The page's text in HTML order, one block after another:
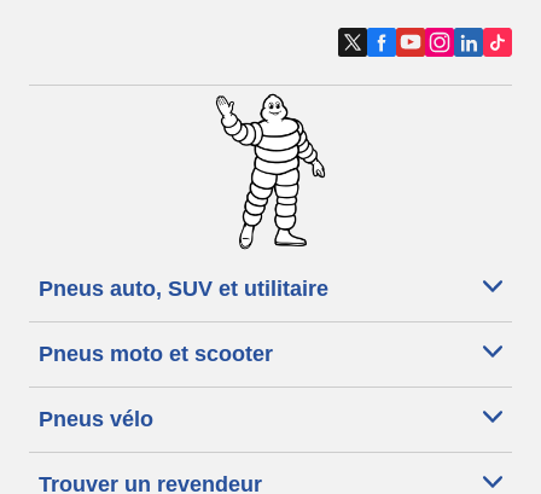
Pneus auto, SUV et utilitaire
Pneus moto et scooter
Pneus vélo
Trouver un revendeur